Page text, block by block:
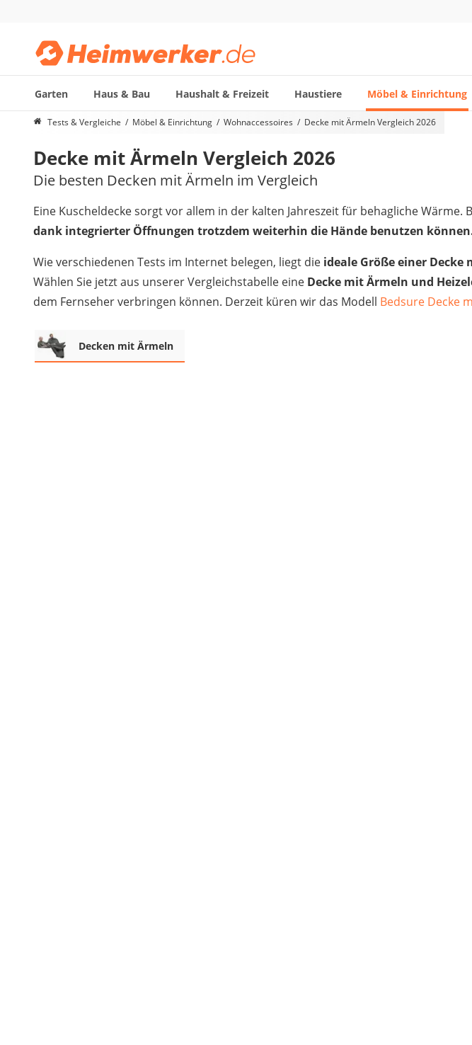
Garten Haus & Bau Haushalt & Freizeit Haustiere Möbel & Einrichtung
Die beliebtesten Vergleiche nach Kategorie
Daunenkissen
Wäscheständer
Radiowecker
Spülrandloses WC
Heizdecke
Daunendecken
Backofen
HiFi-Lautsprecher
Samsung-Waschmaschine
LED-Feuchtraumleuchte
Decke mit Ärmeln
4K-Beamer
Schraubendreher-Set
Tests & Vergleiche Möbel & Einrichtung Wohnaccessoires Decke mit Ärmeln Vergleich 2026
Decke mit Ärmeln Vergleich 2026
Die besten Decken mit Ärmeln im Vergleich
Eine Kuscheldecke sorgt vor allem in der kalten Jahreszeit für behagliche
dank integrierter Öffnungen trotzdem weiterhin die Hände benutzen
Wie verschiedenen Tests im Internet belegen, liegt die ideale Größe einer Decke
Wählen Sie jetzt aus unserer Vergleichstabelle eine Decke mit Ärmeln und
dem Fernseher verbringen können. Derzeit küren wir das Modell Bedsure Decke
Decken mit Ärmeln